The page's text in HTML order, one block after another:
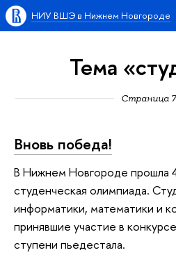
НИУ ВШЭ в Нижнем Новгороде
Тема
Страница
Вновь победа!
В Нижнем Новгороде прошла
студенческая олимпиада.
информатики, математики и
принявшие участие в
ступени пьедестала.